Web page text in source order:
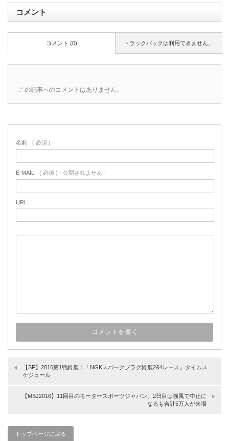
コメント
トラックバックは利用できません。
コメント (0)
この記事へのコメントはありません。
名前 ( 必須 )
E-MAIL ( 必須 ) - 公開されません -
URL
【SF】2016第1戦鈴鹿：「NGKスパークプラグ鈴鹿2&4レース」タイムス
ケジュール
【MSJ2016】11回目のモータースポーツジャパン、2日目は強風で中止に
なるも合計5万人が来場
トップページに戻る